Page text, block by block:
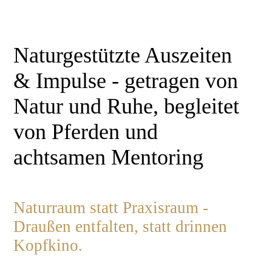
Naturgestützte Auszeiten
& Impulse - getragen von
Natur und Ruhe, begleitet
von Pferden und
achtsamen Mentoring
Naturraum statt Praxisraum -
Draußen entfalten, statt drinnen
Kopfkino.